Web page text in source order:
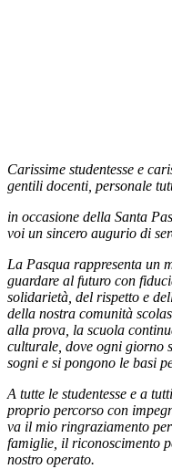
Carissime studentesse e
gentili docenti, personale
in occasione della Santa
voi un sincero augurio di
La Pasqua rappresenta un
guardare al futuro con
solidarietà, del rispetto e
della nostra comunità
alla prova, la scuola
culturale, dove ogni giorno
sogni e si pongono le basi
A tutte le studentesse e a
proprio percorso con
va il mio ringraziamento
famiglie, il riconoscimento
nostro operato.